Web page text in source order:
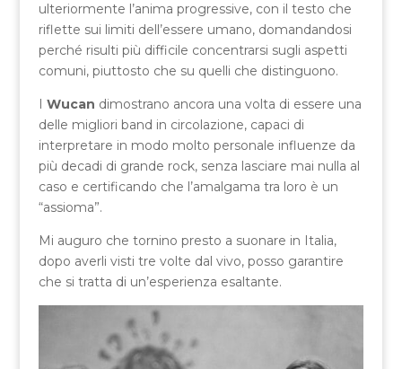
ulteriormente l’anima progressive, con il testo che
riflette sui limiti dell’essere umano, domandandosi
perché risulti più difficile concentrarsi sugli aspetti
comuni, piuttosto che su quelli che distinguono.
I Wucan dimostrano ancora una volta di essere una
delle migliori band in circolazione, capaci di
interpretare in modo molto personale influenze da
più decadi di grande rock, senza lasciare mai nulla al
caso e certificando che l’amalgama tra loro è un
“assioma”.
Mi auguro che tornino presto a suonare in Italia,
dopo averli visti tre volte dal vivo, posso garantire
che si tratta di un’esperienza esaltante.